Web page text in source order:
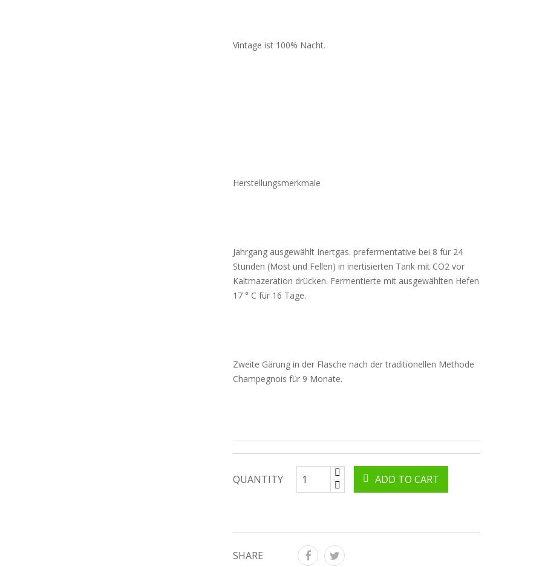
Vintage ist 100% Nacht.
Herstellungsmerkmale
Jahrgang ausgewählt Inertgas. prefermentative bei 8 für 24
Stunden (Most und Fellen) in inertisierten Tank mit CO2 vor
Kaltmazeration drücken. Fermentierte mit ausgewählten Hefen
17 ° C für 16 Tage.
Zweite Gärung in der Flasche nach der traditionellen Methode
Champegnois für 9 Monate.
QUANTITY ADD TO CART
SHARE